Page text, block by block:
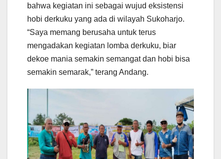
bahwa kegiatan ini sebagai wujud eksistensi
hobi derkuku yang ada di wilayah Sukoharjo.
“Saya memang berusaha untuk terus
mengadakan kegiatan lomba derkuku, biar
dekoe mania semakin semangat dan hobi bisa
semakin semarak,” terang Andang.